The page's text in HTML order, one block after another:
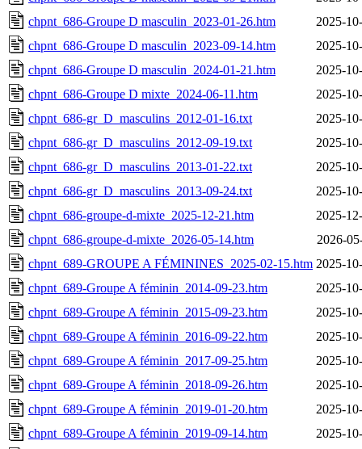
chpnt_686-Groupe D masculin_2023-01-26.htm
2025-
chpnt_686-Groupe D masculin_2023-09-14.htm
2025-
chpnt_686-Groupe D masculin_2024-01-21.htm
2025-
chpnt_686-Groupe D mixte_2024-06-11.htm
2025-
chpnt_686-gr_D_masculins_2012-01-16.txt
2025-
chpnt_686-gr_D_masculins_2012-09-19.txt
2025-
chpnt_686-gr_D_masculins_2013-01-22.txt
2025-
chpnt_686-gr_D_masculins_2013-09-24.txt
2025-
chpnt_686-groupe-d-mixte_2025-12-21.htm
2025-
chpnt_686-groupe-d-mixte_2026-05-14.htm
2026-
chpnt_689-GROUPE A FÉMININES_2025-02-15.htm 2025-
chpnt_689-Groupe A féminin_2014-09-23.htm
2025-
chpnt_689-Groupe A féminin_2015-09-23.htm
2025-
chpnt_689-Groupe A féminin_2016-09-22.htm
2025-
chpnt_689-Groupe A féminin_2017-09-25.htm
2025-
chpnt_689-Groupe A féminin_2018-09-26.htm
2025-
chpnt_689-Groupe A féminin_2019-01-20.htm
2025-
chpnt_689-Groupe A féminin_2019-09-14.htm
2025-